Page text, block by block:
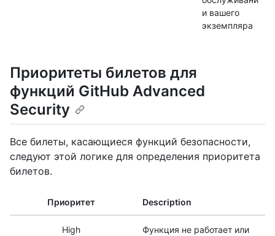
и вашего
экземпляра
Приоритеты билетов для
функций GitHub Advanced
Security
Все билеты, касающиеся функций безопасности,
следуют этой логике для определения приоритета
билетов.
Приоритет Description
High
Функция не работает или